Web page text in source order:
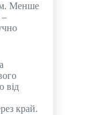
Менше
–
від
край.